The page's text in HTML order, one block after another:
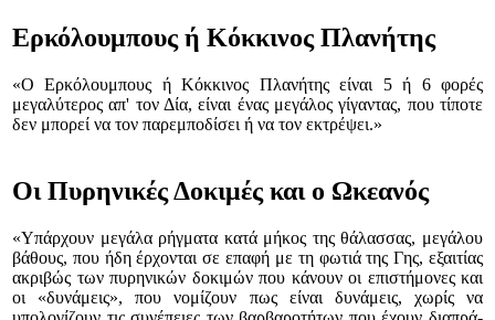
Ερκόλουμπους ή Κόκκινος Πλανήτης
«Ο Ερκόλουμπους ή Κόκκινος Πλανήτης είναι 5 ή 6 φορές
μεγαλύτερος απ' τον Δία, είναι ένας μεγάλος γίγαντας, που τίποτε
δεν μπορεί να τον παρεμποδίσει ή να τον εκτρέψει.»
Οι Πυρηνικές Δοκιμές και ο Ωκεανός
«Υπάρχουν μεγάλα ρήγματα κατά μήκος της θά­λασ­σας, μεγάλου
βάθους, που ήδη έρχονται σε ε­πα­φή με τη φωτιά της Γης, εξαιτίας
α­κρι­βώς των πυρηνικών δοκιμών που κά­νουν οι επι­στή­μονες και
οι «δυνάμεις», που νομίζουν πως εί­ναι δυ­νά­μεις, χωρίς να